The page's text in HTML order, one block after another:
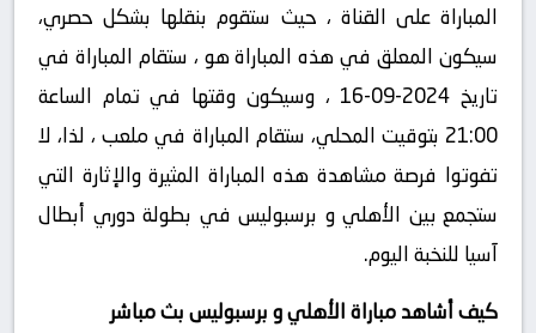
المباراة على القناة ، حيث ستقوم بنقلها بشكل حصري،
سيكون المعلق في هذه المباراة هو ، ستقام المباراة في
تاريخ 2024-09-16 ، وسيكون وقتها في تمام الساعة
21:00 بتوقيت المحلي، ستقام المباراة في ملعب ، لذا، لا
تفوتوا فرصة مشاهدة هذه المباراة المثيرة والإثارة التي
ستجمع بين الأهلي و برسبوليس في بطولة دوري أبطال
آسيا للنخبة اليوم.
كيف أشاهد مباراة الأهلي و برسبوليس بث مباشر